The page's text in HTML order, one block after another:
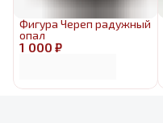
1 000 ₽
Фигура Череп радужный
опал